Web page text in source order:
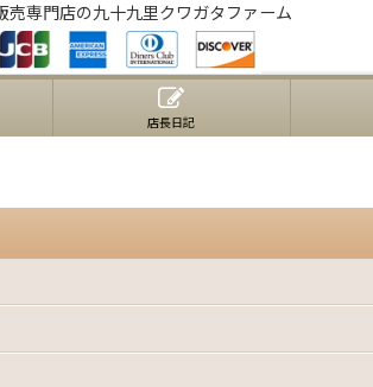
売専門店の九十九里クワガタファーム
店長日記